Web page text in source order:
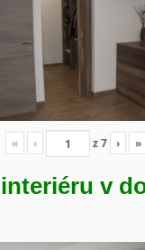
« ‹ z7 › »
v